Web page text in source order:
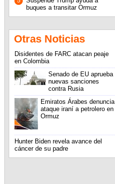
buques a transitar Ormuz
Otras Noticias
Disidentes de FARC atacan peaje
en Colombia
Senado de EU aprueba
nuevas sanciones
contra Rusia
Emiratos Árabes denuncia
ataque iraní a petrolero en
Ormuz
Hunter Biden revela avance del
cáncer de su padre